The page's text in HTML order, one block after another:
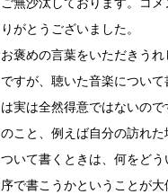
りがとうございました。
お褒めの言葉をいただきうれ
ですが、聴いた音楽について
は実は全然得意ではないので
のこと、例えば自分の訪れた
ついて書くときは、何をどう
序で書こうかということが大